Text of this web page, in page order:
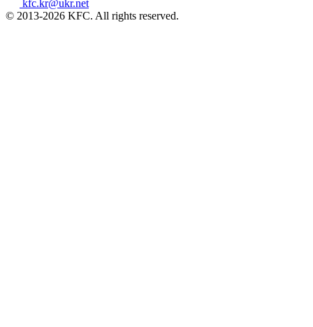
kfc.kr@ukr.net
© 2013-2026 KFC. All rights reserved.